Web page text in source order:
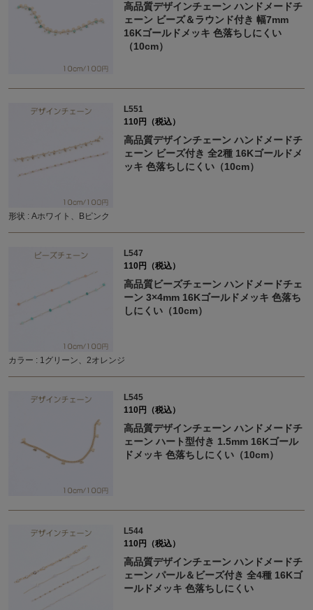
高品質デザインチェーン ハンドメードチ
ェーン ビーズ＆ラウンド付き 幅7mm
16Kゴールドメッキ 色落ちしにくい
（10cm）
L551
110円（税込）
高品質デザインチェーン ハンドメードチ
ェーン ビーズ付き 全2種 16Kゴールドメ
ッキ 色落ちしにくい（10cm）
形状 : Aホワイト、Bピンク
L547
110円（税込）
高品質ビーズチェーン ハンドメードチェ
ーン 3×4mm 16Kゴールドメッキ 色落ち
しにくい（10cm）
カラー : 1グリーン、2オレンジ
L545
110円（税込）
高品質デザインチェーン ハンドメードチ
ェーン ハート型付き 1.5mm 16Kゴール
ドメッキ 色落ちしにくい（10cm）
L544
110円（税込）
高品質デザインチェーン ハンドメードチ
ェーン パール＆ビーズ付き 全4種 16Kゴ
ールドメッキ 色落ちしにくい